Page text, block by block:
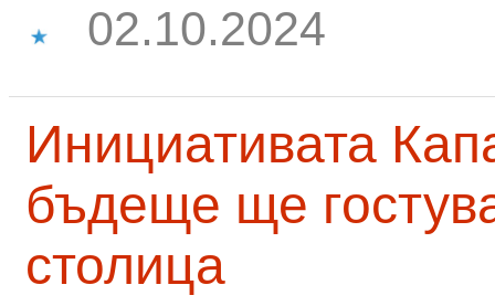
02.10.2024
Инициативата
бъдеще ще
столица